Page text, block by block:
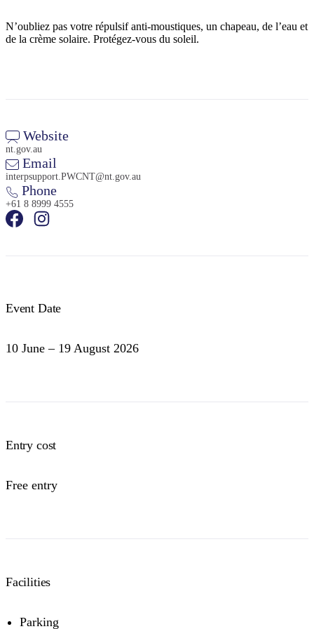
N’oubliez pas votre répulsif anti-moustiques, un chapeau, de l’eau et
de la crème solaire. Protégez-vous du soleil.
Website
nt.gov.au
Email
interpsupport.PWCNT@nt.gov.au
Phone
+61 8 8999 4555
Event Date
10 June – 19 August 2026
Entry cost
Free entry
Facilities
Parking